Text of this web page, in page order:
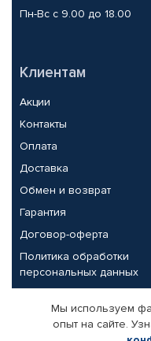
Пн-Вс с 9.00 до 18.00
Клиентам
Акции
Контакты
Оплата
Доставка
Обмен и возврат
Гарантия
Договор-оферта
Политика обработки
персональных данных
Партнерам
Корпоративным
Мы используем
опыт на сайте.